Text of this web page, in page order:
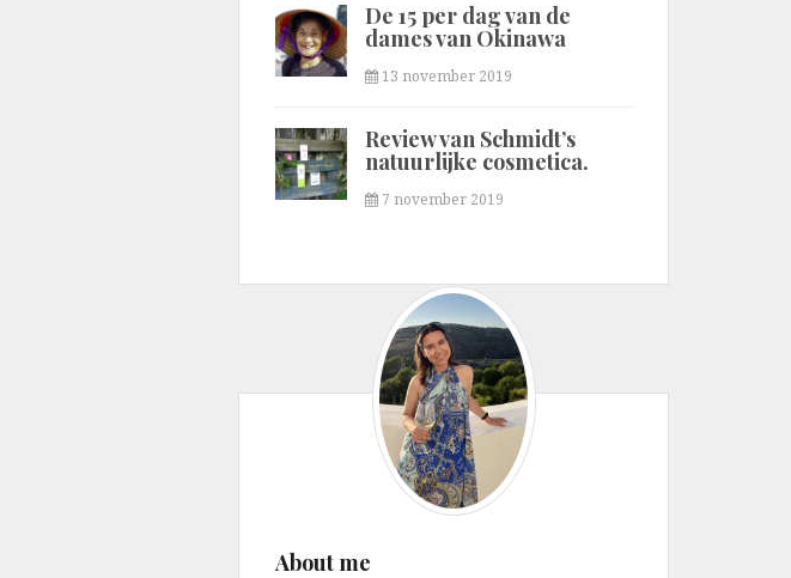
De 15 per dag van de
dames van Okinawa
13 november 2019
Review van Schmidt’s
natuurlijke cosmetica.
7 november 2019
About me